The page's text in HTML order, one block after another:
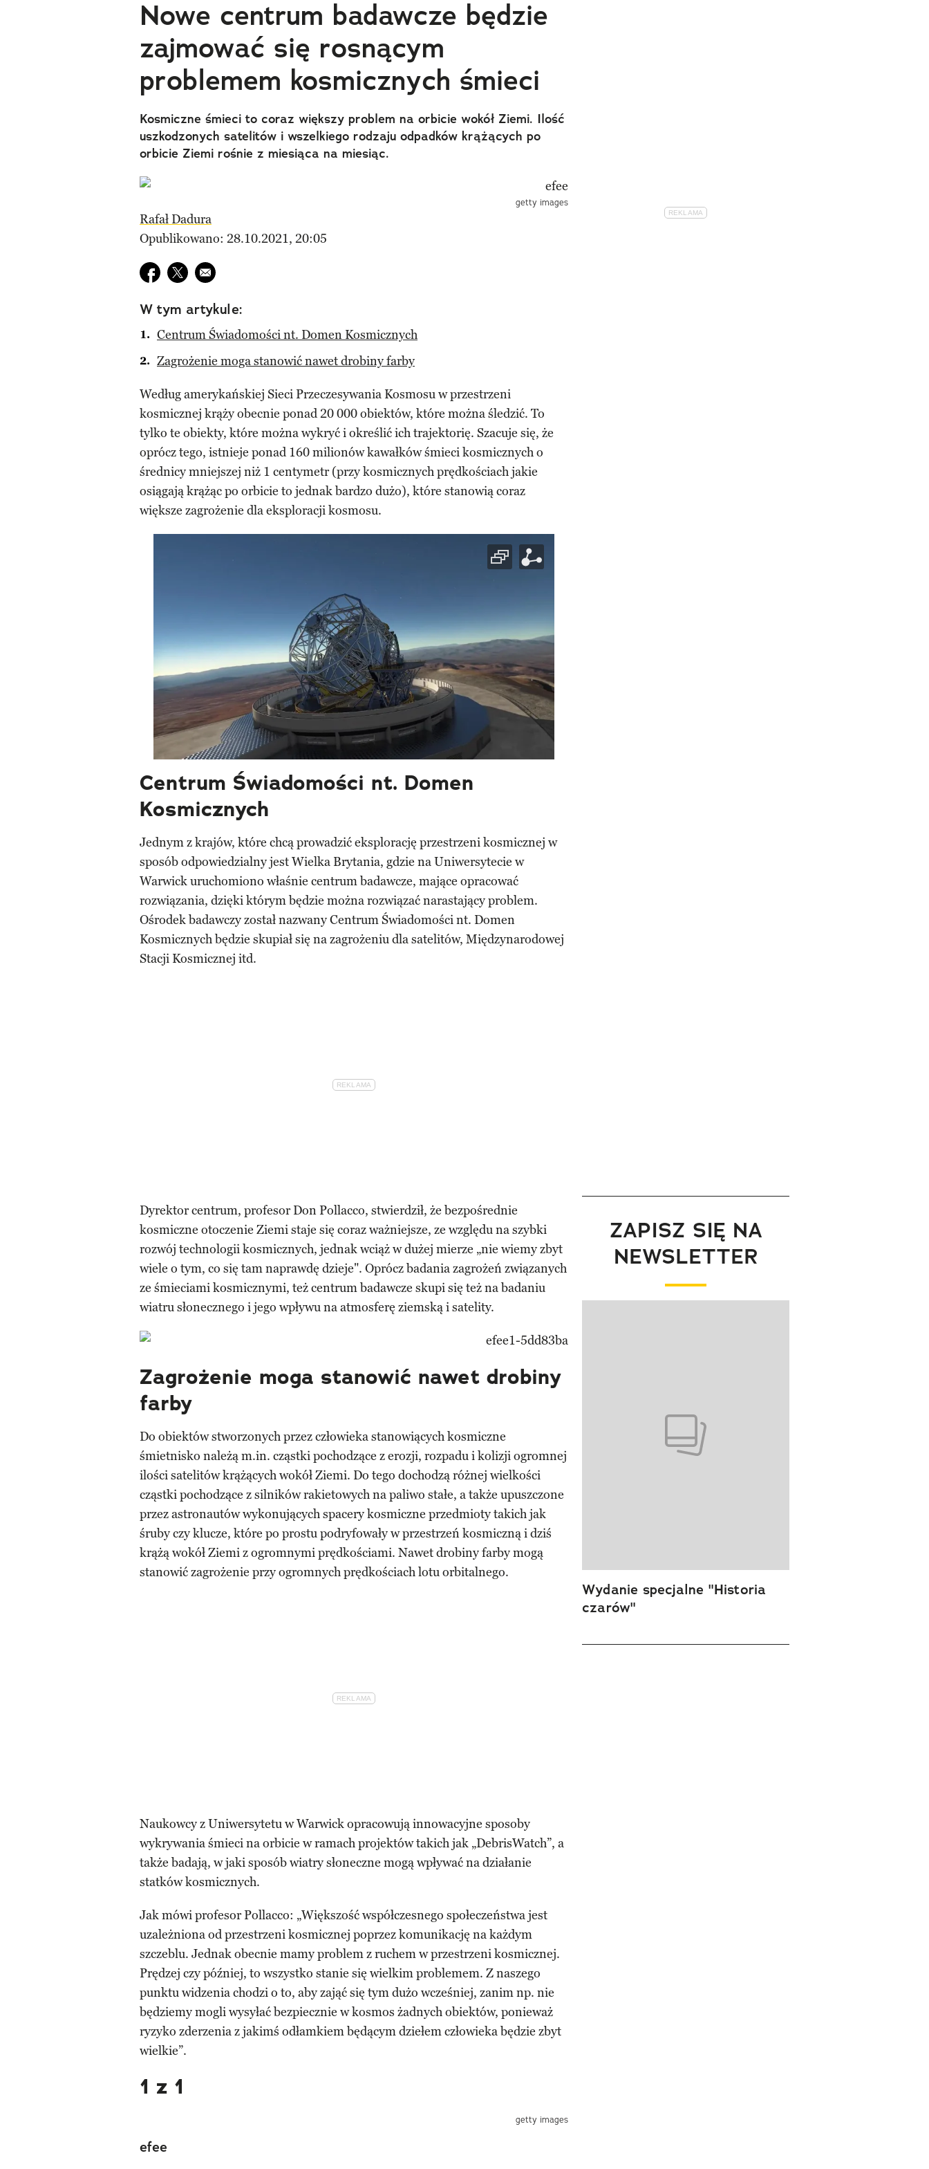
Nowe centrum badawcze będzie
zajmować się rosnącym
problemem kosmicznych śmieci
Kosmiczne śmieci to coraz większy problem na orbicie wokół Ziemi. Ilość
uszkodzonych satelitów i wszelkiego rodzaju odpadków krążących po
orbicie Ziemi rośnie z miesiąca na miesiąc.
getty images
Rafał Dadura
Opublikowano: 28.10.2021, 20:05
Udostępnij na facebook
Udostępnij na twitter
E-mail do przyjaciela
W tym artykule:
Centrum Świadomości nt. Domen Kosmicznych
Zagrożenie moga stanowić nawet drobiny farby
Według amerykańskiej Sieci Przeczesywania Kosmosu w przestrzeni
kosmicznej krąży obecnie ponad 20 000 obiektów, które można śledzić. To
tylko te obiekty, które można wykryć i określić ich trajektorię. Szacuje się, że
oprócz tego, istnieje ponad 160 milionów kawałków śmieci kosmicznych o
średnicy mniejszej niż 1 centymetr (przy kosmicznych prędkościach jakie
osiągają krążąc po orbicie to jednak bardzo dużo), które stanowią coraz
większe zagrożenie dla eksploracji kosmosu.
Centrum Świadomości nt. Domen
Kosmicznych
Jednym z krajów, które chcą prowadzić eksplorację przestrzeni kosmicznej w
sposób odpowiedzialny jest Wielka Brytania, gdzie na Uniwersytecie w
Warwick uruchomiono właśnie centrum badawcze, mające opracować
rozwiązania, dzięki którym będzie można rozwiązać narastający problem.
Ośrodek badawczy został nazwany Centrum Świadomości nt. Domen
Kosmicznych będzie skupiał się na zagrożeniu dla satelitów, Międzynarodowej
Stacji Kosmicznej itd.
Dyrektor centrum, profesor Don Pollacco, stwierdził, że bezpośrednie
kosmiczne otoczenie Ziemi staje się coraz ważniejsze, ze względu na szybki
rozwój technologii kosmicznych, jednak wciąż w dużej mierze „nie wiemy zbyt
wiele o tym, co się tam naprawdę dzieje". Oprócz badania zagrożeń związanych
ze śmieciami kosmicznymi, też centrum badawcze skupi się też na badaniu
wiatru słonecznego i jego wpływu na atmosferę ziemską i satelity.
Zagrożenie moga stanowić nawet drobiny
farby
Do obiektów stworzonych przez człowieka stanowiących kosmiczne
śmietnisko należą m.in. cząstki pochodzące z erozji, rozpadu i kolizji ogromnej
ilości satelitów krążących wokół Ziemi. Do tego dochodzą różnej wielkości
cząstki pochodzące z silników rakietowych na paliwo stałe, a także upuszczone
przez astronautów wykonujących spacery kosmiczne przedmioty takich jak
śruby czy klucze, które po prostu podryfowały w przestrzeń kosmiczną i dziś
krążą wokół Ziemi z ogromnymi prędkościami. Nawet drobiny farby mogą
stanowić zagrożenie przy ogromnych prędkościach lotu orbitalnego.
Naukowcy z Uniwersytetu w Warwick opracowują innowacyjne sposoby
wykrywania śmieci na orbicie w ramach projektów takich jak „DebrisWatch”, a
także badają, w jaki sposób wiatry słoneczne mogą wpływać na działanie
statków kosmicznych.
Jak mówi profesor Pollacco: „Większość współczesnego społeczeństwa jest
uzależniona od przestrzeni kosmicznej poprzez komunikację na każdym
szczeblu. Jednak obecnie mamy problem z ruchem w przestrzeni kosmicznej.
Prędzej czy później, to wszystko stanie się wielkim problemem. Z naszego
punktu widzenia chodzi o to, aby zająć się tym dużo wcześniej, zanim np. nie
będziemy mogli wysyłać bezpiecznie w kosmos żadnych obiektów, ponieważ
ryzyko zderzenia z jakimś odłamkiem będącym dziełem człowieka będzie zbyt
wielkie”.
1 z 1
getty images
efee
ZAPISZ SIĘ NA
NEWSLETTER
Wydanie specjalne "Historia
czarów"